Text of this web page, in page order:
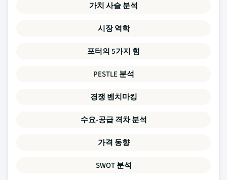
가치 사슬 분석
시장 역학
포터의 5가지 힘
PESTLE 분석
경쟁 벤치마킹
수요-공급 격차 분석
가격 동향
SWOT 분석